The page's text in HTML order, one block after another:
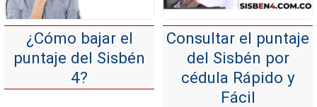
¿Cómo bajar el
puntaje del Sisbén
4?
Consultar el puntaje
del Sisbén por
cédula Rápido y
Fácil